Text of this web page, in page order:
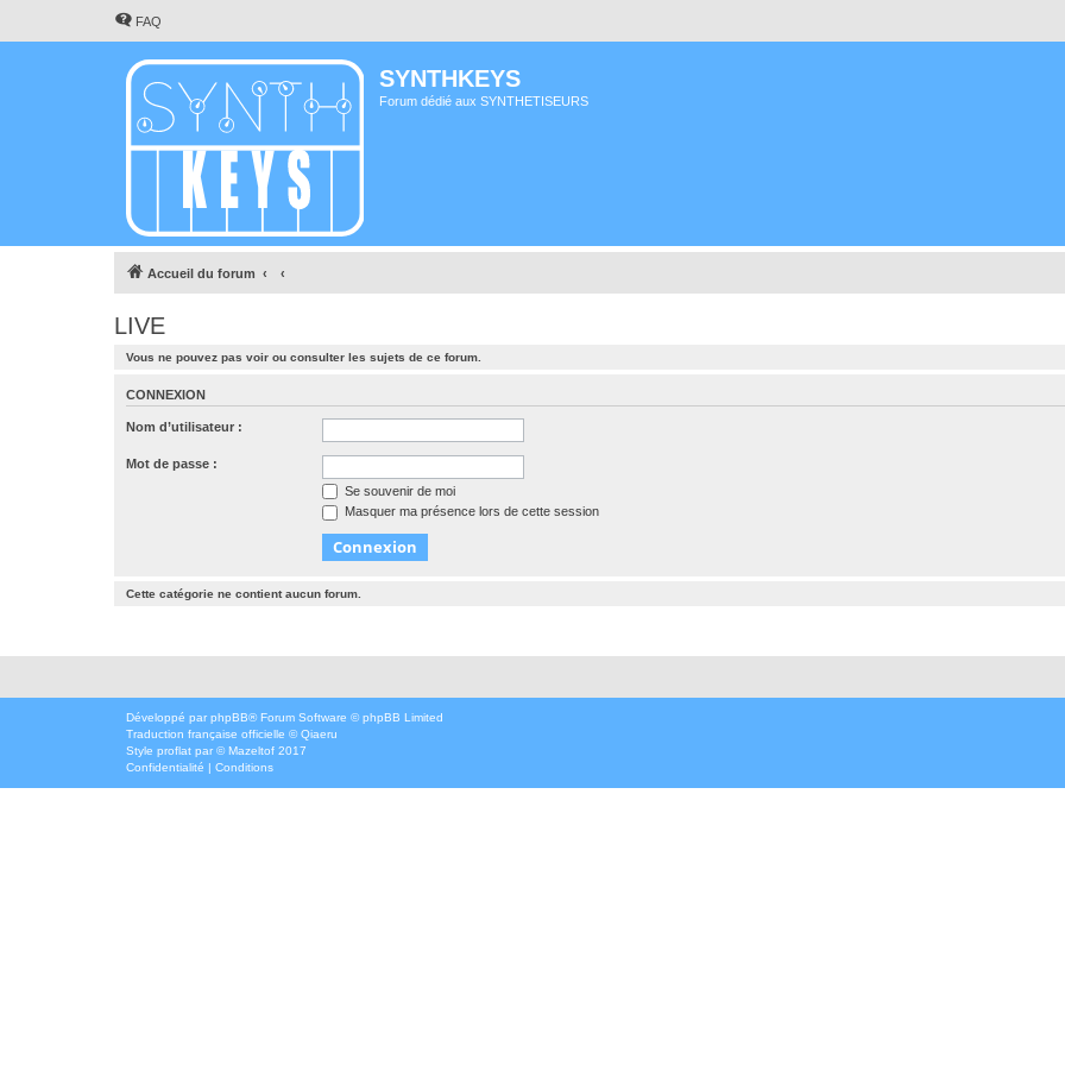
FAQ
SYNTHKEYS
Forum dédié aux SYNTHETISEURS
Accueil du forum
LIVE
Vous ne pouvez pas voir ou consulter les sujets de ce forum.
CONNEXION
Nom d’utilisateur :
Mot de passe :
Se souvenir de moi
Masquer ma présence lors de cette session
Cette catégorie ne contient aucun forum.
Développé par phpBB® Forum Software © phpBB Limited
Traduction française officielle ©Qiaeru
Style proflat par ©Mazeltof 2017
Confidentialité | Conditions